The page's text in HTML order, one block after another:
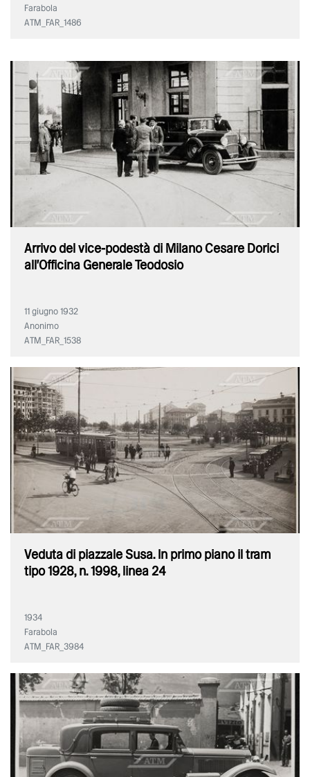
Farabola
ATM_FAR_1486
Arrivo del vice-podestà di Milano Cesare Dorici
all'Officina Generale Teodosio
11 giugno 1932
Anonimo
ATM_FAR_1538
Veduta di piazzale Susa. In primo piano il tram
tipo 1928, n. 1998, linea 24
1934
Farabola
ATM_FAR_3984